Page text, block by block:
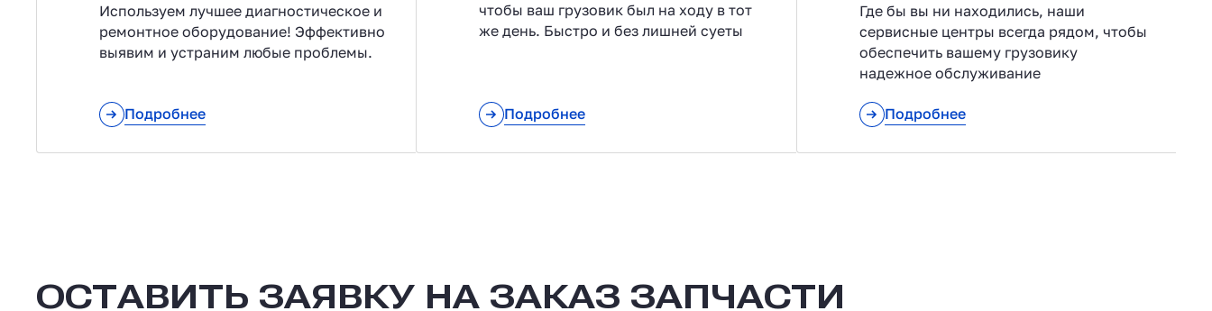
Используем лучшее диагностическое и
ремонтное оборудование! Эффективно
выявим и устраним любые проблемы.
Подробнее
чтобы ваш грузовик был на ходу в тот
же день. Быстро и без лишней суеты
Подробнее
Где бы вы ни находились, наши
сервисные центры всегда рядом, чтобы
обеспечить вашему грузовику
надежное обслуживание
Подробнее
ОСТАВИТЬ ЗАЯВКУ НА ЗАКАЗ ЗАПЧАСТИ